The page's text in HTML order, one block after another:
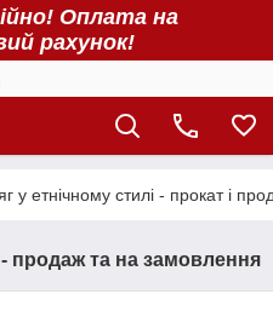
Оплата на
рахунок!
у етнічному стилі - прокат і
продаж та на замовлення